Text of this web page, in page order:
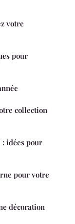
votre
pour
collection
idées pour
pour votre
décoration